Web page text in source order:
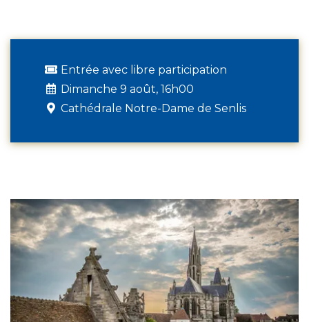
Entrée avec libre participation
Dimanche 9 août, 16h00
Cathédrale Notre-Dame de Senlis